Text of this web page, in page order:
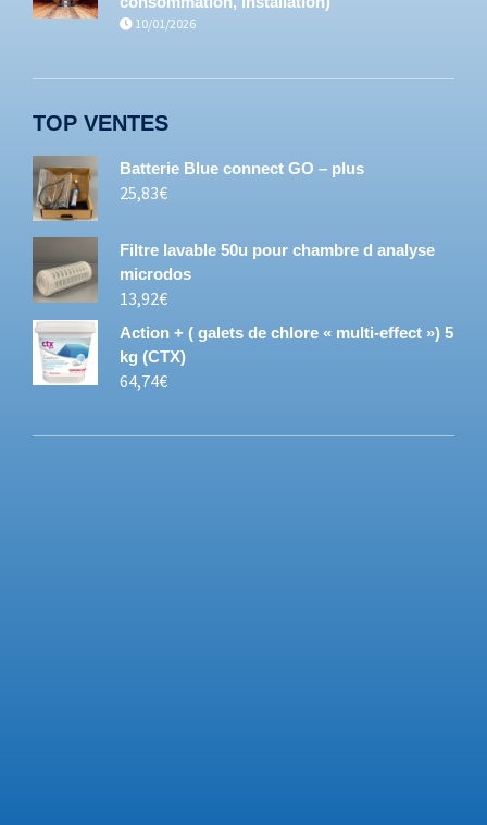
10/01/2026
TOP VENTES
Batterie Blue connect GO – plus
25,83€
Filtre lavable 50u pour chambre d analyse
microdos
13,92€
Action + ( galets de chlore « multi-effect ») 5
kg (CTX)
64,74€